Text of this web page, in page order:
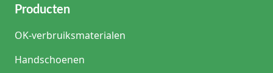
Producten
OK-verbruiksmaterialen
Handschoenen